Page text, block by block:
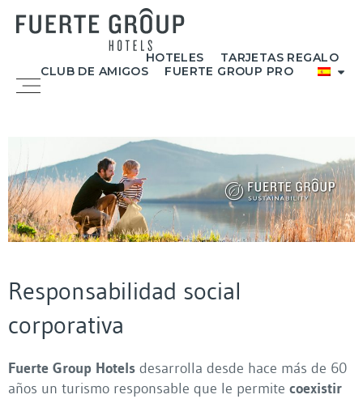
HOTELES
TARJETAS REGALO
CLUB DE AMIGOS
FUERTE GROUP PRO
Menú
Responsabilidad social
corporativa
Fuerte Group Hotels desarrolla desde hace más de 60
años un turismo responsable que le permite coexistir